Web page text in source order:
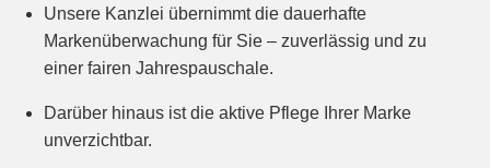
Unsere Kanzlei übernimmt die dauerhafte
Markenüberwachung für Sie – zuverlässig und zu
einer fairen Jahrespauschale.
Darüber hinaus ist die aktive Pflege Ihrer Marke
unverzichtbar.